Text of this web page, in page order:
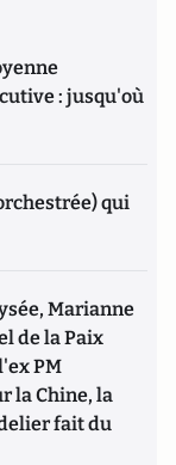
: jusqu'où
qui
Marianne
de la Paix
PM
la Chine, la
fait du